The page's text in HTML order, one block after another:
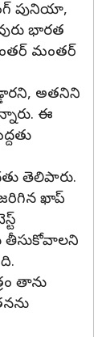
పునియా,
భారత
జంతర్ మంతర్
అతనిని
ఈ
తెలిపారు.
ఖాప్
తీసుకోవాలని
తాను